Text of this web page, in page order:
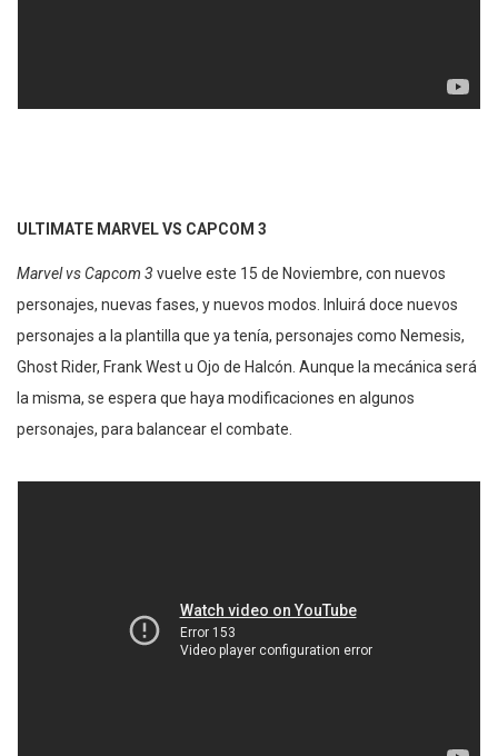
ULTIMATE MARVEL VS CAPCOM 3
Marvel vs Capcom 3 vuelve este 15 de Noviembre, con nuevos
personajes, nuevas fases, y nuevos modos. Inluirá doce nuevos
personajes a la plantilla que ya tenía, personajes como Nemesis,
Ghost Rider, Frank West u Ojo de Halcón. Aunque la mecánica será
la misma, se espera que haya modificaciones en algunos
personajes, para balancear el combate.